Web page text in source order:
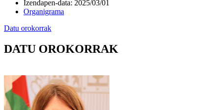
Izendapen-data: 2025/03/01
Organigrama
Datu orokorrak
DATU OROKORRAK